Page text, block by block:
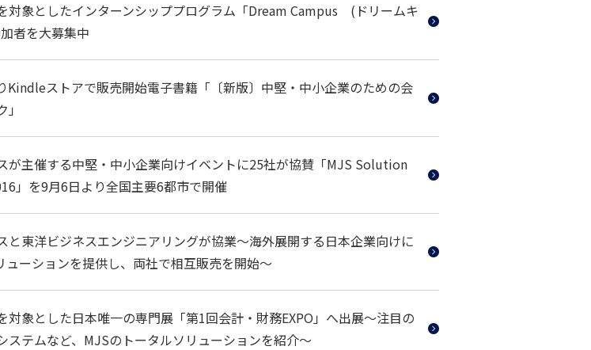
対象としたインターンシッププログラム「Dream Campus (ドリームキ
者を大募集中
Kindleストアで販売開始電子書籍「〔新版〕中堅・中小企業のための会
が主催する中堅・中小企業向けイベントに25社が協賛「MJS Solution
」を9月6日より全国主要6都市で開催
と東洋ビジネスエンジニアリングが協業～海外展開する日本企業向けに
ューションを提供し、両社で相互販売を開始～
対象とした日本唯一の専門展「第1回会計・財務EXPO」へ出展～注目の
ステムなど、MJSのトータルソリューションを紹介～